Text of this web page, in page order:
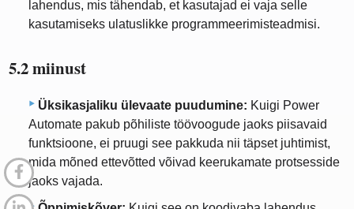
lahendus, mis tähendab, et kasutajad ei vaja selle
kasutamiseks ulatuslikke programmeerimisteadmisi.
5.2 miinust
Üksikasjaliku ülevaate puudumine: Kuigi Power
Automate pakub põhiliste töövoogude jaoks piisavaid
funktsioone, ei pruugi see pakkuda nii täpset juhtimist,
mida mõned ettevõtted võivad keerukamate protsesside
jaoks vajada.